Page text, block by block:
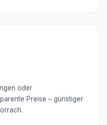
oder
Preise – günstiger